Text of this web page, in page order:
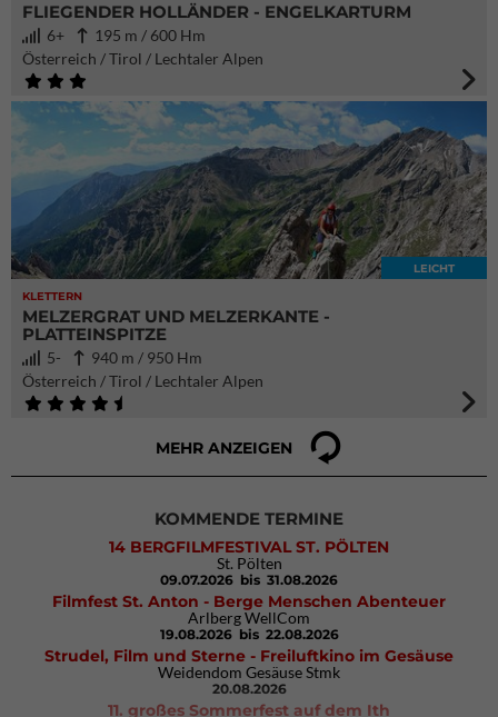
FLIEGENDER HOLLÄNDER - ENGELKARTURM
6+
195 m / 600 Hm
Österreich / Tirol / Lechtaler Alpen
KLETTERN
LEICHT
MELZERGRAT UND MELZERKANTE -
PLATTEINSPITZE
5-
940 m / 950 Hm
Österreich / Tirol / Lechtaler Alpen
MEHR ANZEIGEN
KOMMENDE TERMINE
14 BERGFILMFESTIVAL ST. PÖLTEN
St. Pölten
09.07.2026 bis 31.08.2026
Filmfest St. Anton - Berge Menschen Abenteuer
Arlberg WellCom
19.08.2026 bis 22.08.2026
Strudel, Film und Sterne - Freiluftkino im Gesäuse
Weidendom Gesäuse Stmk
20.08.2026
11. großes Sommerfest auf dem Ith